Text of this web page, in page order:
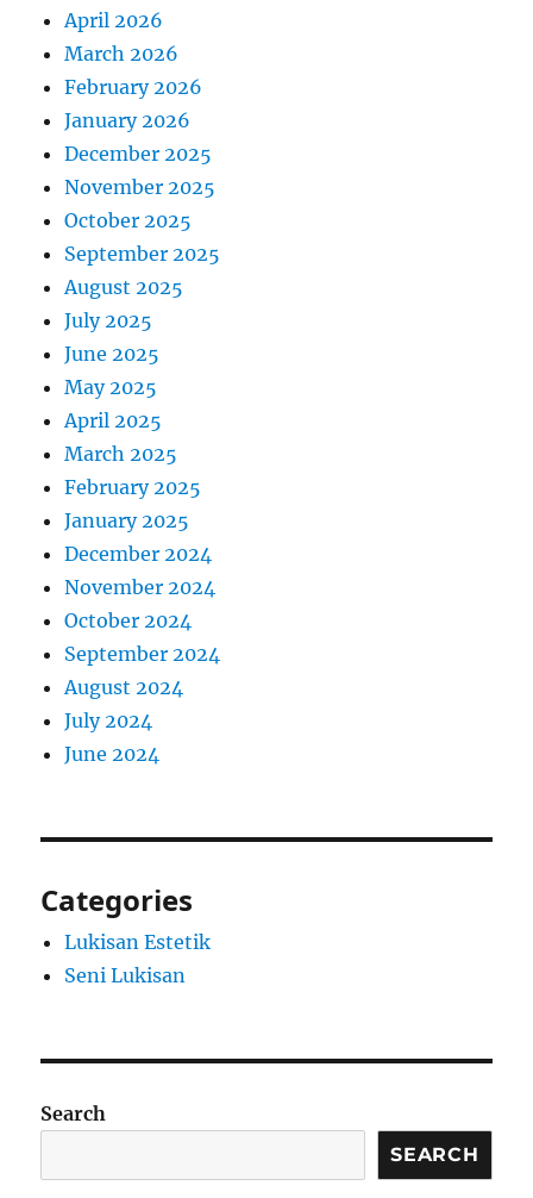
April 2026
March 2026
February 2026
January 2026
December 2025
November 2025
October 2025
September 2025
August 2025
July 2025
June 2025
May 2025
April 2025
March 2025
February 2025
January 2025
December 2024
November 2024
October 2024
September 2024
August 2024
July 2024
June 2024
Categories
Lukisan Estetik
Seni Lukisan
Search
SEARCH